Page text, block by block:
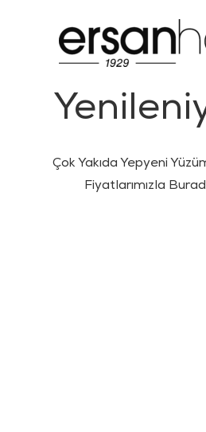
Çok Yakıda Yepyeni
Fiyatlarımızla